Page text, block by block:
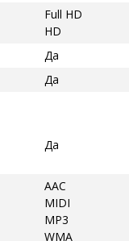
Full HD
HD
Да
Да
Да
AAC
MIDI
MP3
WMA